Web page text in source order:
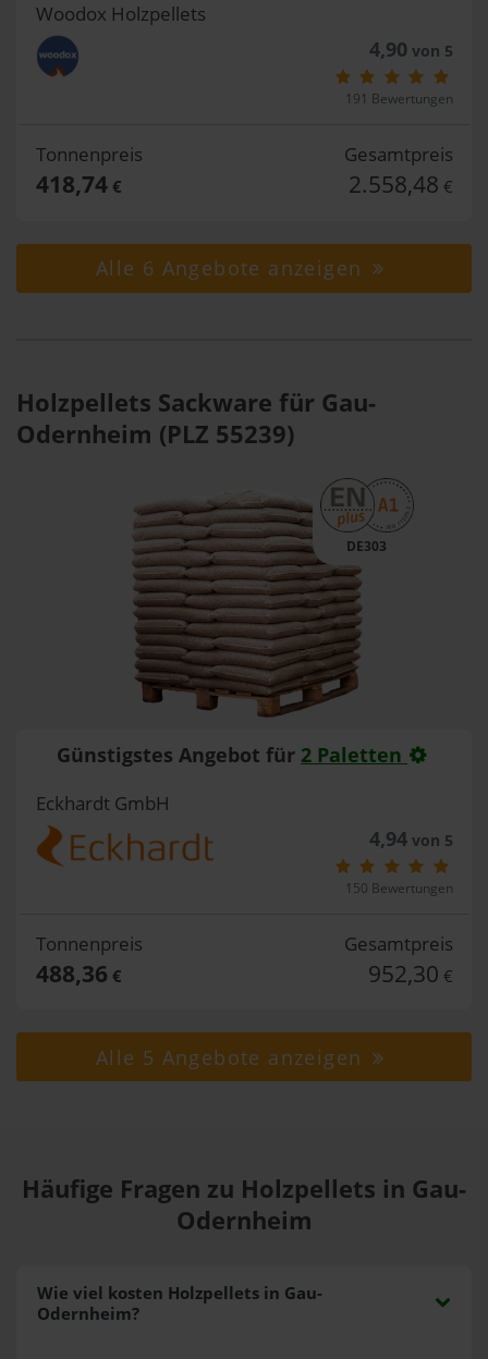
Woodox Holzpellets
4,90 von 5
191 Bewertungen
Tonnenpreis
418,74€
Gesamtpreis
2.558,48 €
Alle 6 Angebote anzeigen
Holzpellets Sackware für Gau-
Odernheim (PLZ 55239)
DE303
Günstigstes Angebot für 2 Paletten
Eckhardt GmbH
4,94von 5
150 Bewertungen
Tonnenpreis
488,36 €
Gesamtpreis
952,30 €
Alle 5 Angebote anzeigen
Häufige Fragen zu Holzpellets in Gau-
Odernheim
Wie viel kosten Holzpellets in Gau-
Odernheim?